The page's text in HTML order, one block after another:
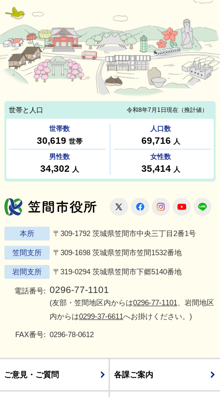
笠間市役所
X FacebookInstagram
本所 〒309-1792 茨城県笠間市中央三丁目2番1号
笠間支所 〒309-1698 茨城県笠間市笠間1532番地
岩間支所 〒319-0294 茨城県笠間市下郷5140番地
電話番号: 0296-77-1101
(友部・笠間地区内からは0296-77-1101 、岩間地区
内からは0299-37-6611へお掛けください。)
FAX番号: 0296-78-0612
ご意見・ご質問 各課ご案内